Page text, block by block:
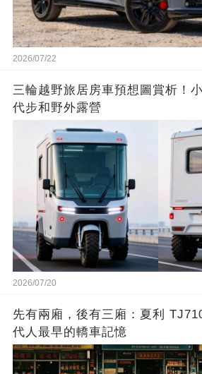
2026/07/22
三輪越野旅居房車預想圖賞析！
代步和野外露營
2026/07/20
先有兩廂，後有三廂：夏利
代人最早的轎車記憶